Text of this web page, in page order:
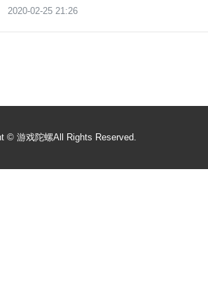
2020-02-25 21:26
© 游戏陀螺All Rights Reserved.